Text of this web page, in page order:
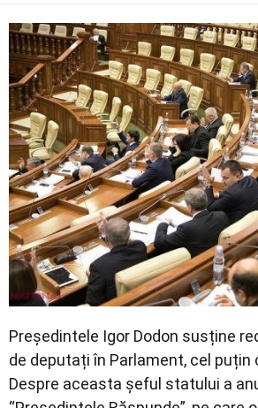
Contact
Președintele Igor Dodon susține
de deputați în Parlament, cel puțin
Despre aceasta șeful statului a